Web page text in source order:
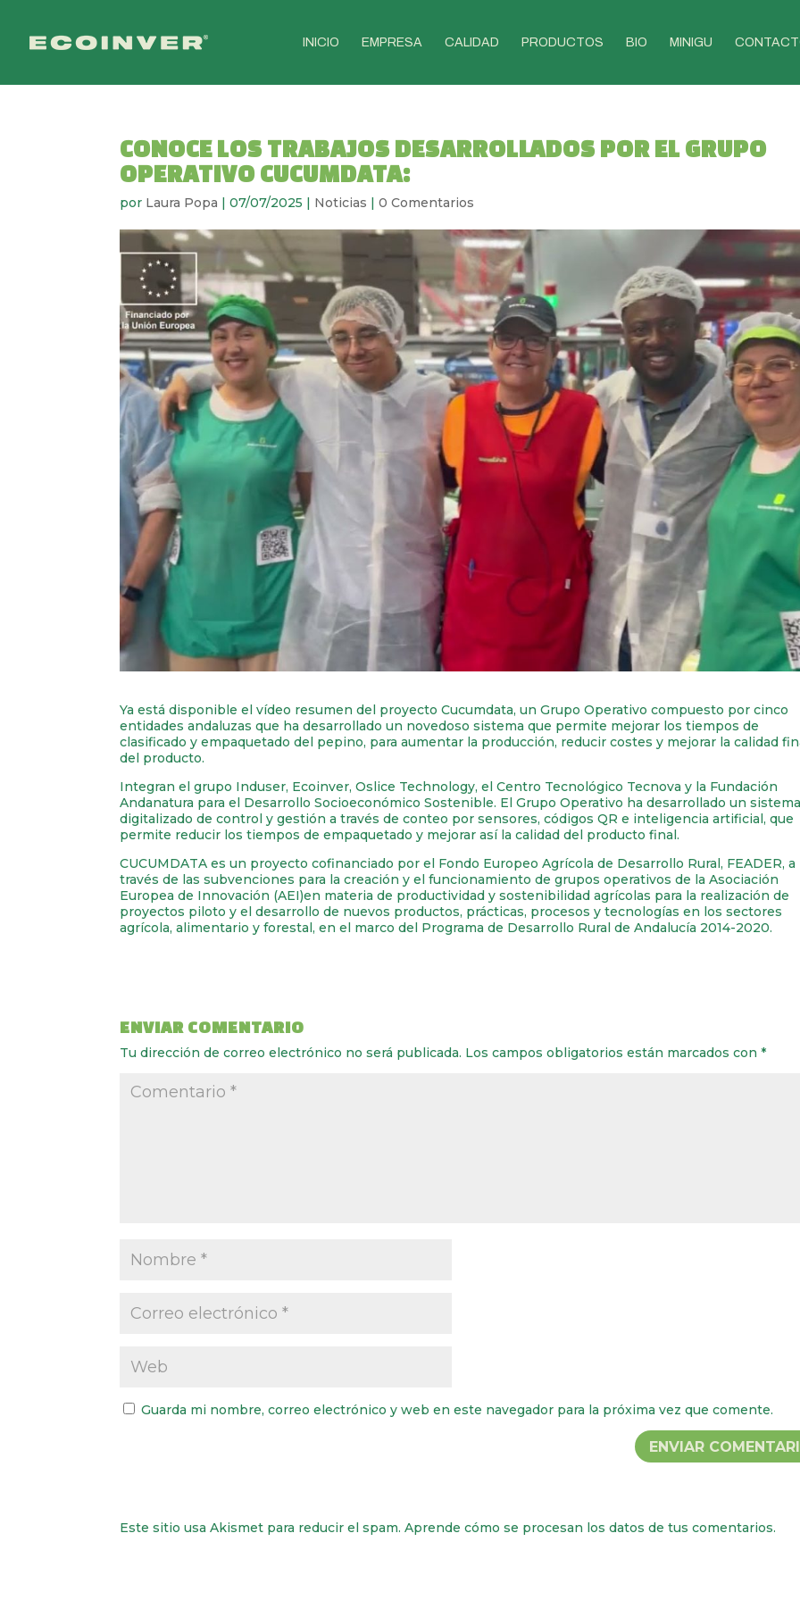
INICIO EMPRESA CALIDAD PRODUCTOS BIO MINIGU
CONOCE LOS TRABAJOS DESARROLLADOS POR EL GRUPO
OPERATIVO CUCUMDATA:
por Laura Popa |07/07/2025 | Noticias |0 Comentarios
Ya está disponible el vídeo resumen del proyecto Cucumdata, un Grupo Operativo compuesto por cinco
entidades andaluzas que ha desarrollado un novedoso sistema que permite mejorar los tiempos de
clasificado y empaquetado del pepino, para aumentar la producción, reducir costes y mejorar la calidad
del producto.
Integran el grupo Induser, Ecoinver, Oslice Technology, el Centro Tecnológico Tecnova y la Fundación
Andanatura para el Desarrollo Socioeconómico Sostenible. El Grupo Operativo ha desarrollado un
digitalizado de control y gestión a través de conteo por sensores, códigos QR e inteligencia artificial, que
permite reducir los tiempos de empaquetado y mejorar así la calidad del producto final.
CUCUMDATA es un proyecto cofinanciado por el Fondo Europeo Agrícola de Desarrollo Rural, FEADER, a
través de las subvenciones para la creación y el funcionamiento de grupos operativos de la Asociación
Europea de Innovación (AEI)en materia de productividad y sostenibilidad agrícolas para la realización de
proyectos piloto y el desarrollo de nuevos productos, prácticas, procesos y tecnologías en los sectores
agrícola, alimentario y forestal, en el marco del Programa de Desarrollo Rural de Andalucía 2014-2020.
ENVIAR COMENTARIO
Tu dirección de correo electrónico no será publicada. Los campos obligatorios están marcados con*
Guarda mi nombre, correo electrónico y web en este navegador para la próxima vez que comente.
Este sitio usa Akismet para reducir el spam.Aprende cómo se procesan los datos de tus comentarios.